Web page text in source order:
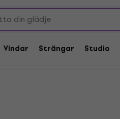
Vindar Strängar Studio